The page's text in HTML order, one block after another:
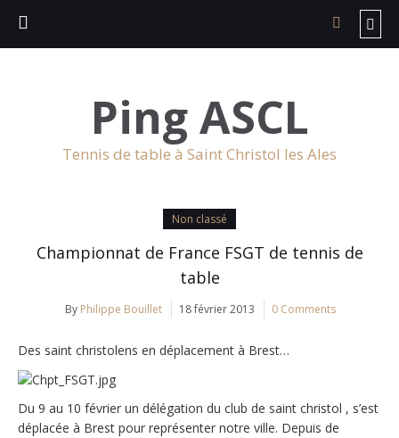
Ping ASCL
Tennis de table à Saint Christol les Ales
Non classé
Championnat de France FSGT de tennis de
table
By Philippe Bouillet 18 février 2013 0 Comments
Des saint christolens en déplacement à Brest…
Du 9 au 10 février un délégation du club de saint christol , s’est
déplacée à Brest pour représenter notre ville. Depuis de